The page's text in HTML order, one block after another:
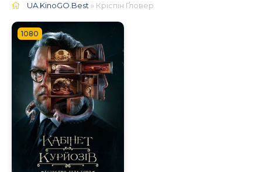
UA.KinoGO.Best » Кріспін Ґловер
1080